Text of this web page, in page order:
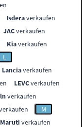
Isderaverkaufen
JACverkaufen
Kiaverkaufen
L
Lanciaverkaufen
LEVCverkaufen
verkaufen
M
Maruti verkaufen